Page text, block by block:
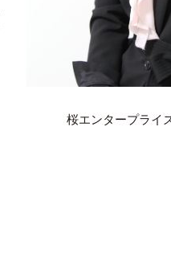
桜エンタープラ